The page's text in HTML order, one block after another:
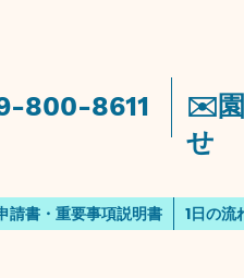
​✉️園
せ
800-8611
請書・重要事項説明書 1日の流